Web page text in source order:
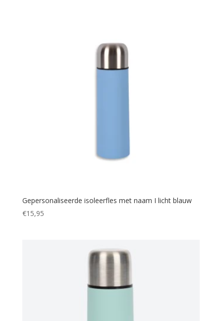
Gepersonaliseerde isoleerfles met naam I licht blauw
€15,95